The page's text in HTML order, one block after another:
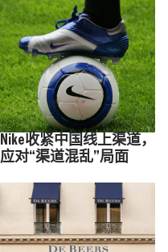
Nike收紧中国线上渠道，
应对“渠道混乱”局面